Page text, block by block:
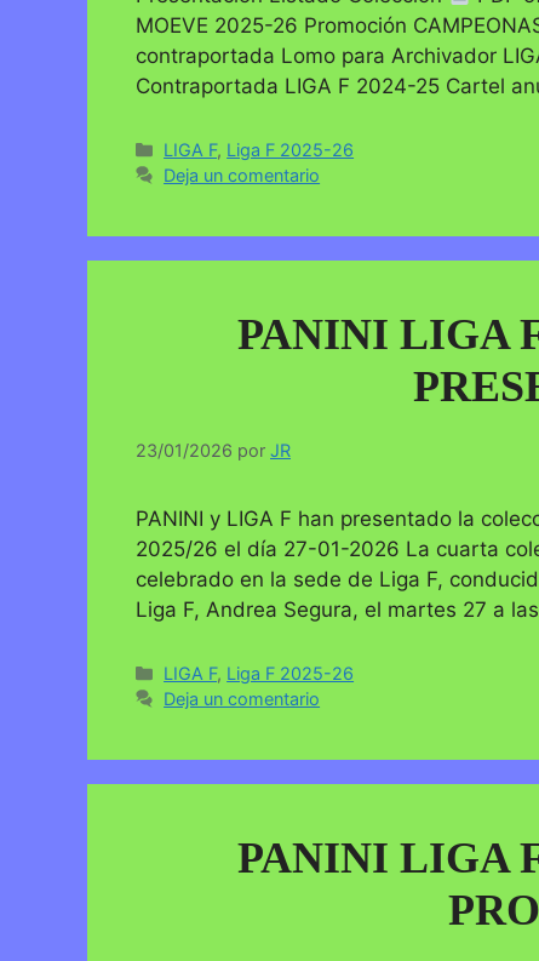
MOEVE 2025-26 Promoción
contraportada Lomo para Archivador
Contraportada LIGA F 2024-25 Cartel
Categorías
LIGA F, Liga F 2025-26
Deja un comentario
PANINI LIGA
23/01/2026 por JR
PANINI y LIGA F han presentado la
2025/26 el día 27-01-2026 La cuarta
celebrado en la sede de Liga F,
Liga F, Andrea Segura, el martes 27 a
Categorías
LIGA F, Liga F 2025-26
Deja un comentario
PANINI LIGA